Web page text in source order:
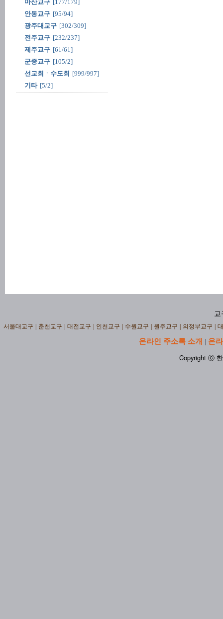
마산교구 [177/179]
안동교구 [95/94]
광주대교구 [302/309]
전주교구 [232/237]
제주교구 [61/61]
군종교구 [105/2]
선교회ㆍ수도회 [999/997]
기타 [5/2]
교
서울대교구 춘천교구 대전교구 인천교구 수원교구 원주교구 의정부교구
온라인 주소록 소개 | 온
Copyright ⓒ